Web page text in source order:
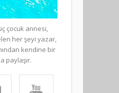
çocuk annesi,
her şeyi yazar,
kendine bir
paylaşır.